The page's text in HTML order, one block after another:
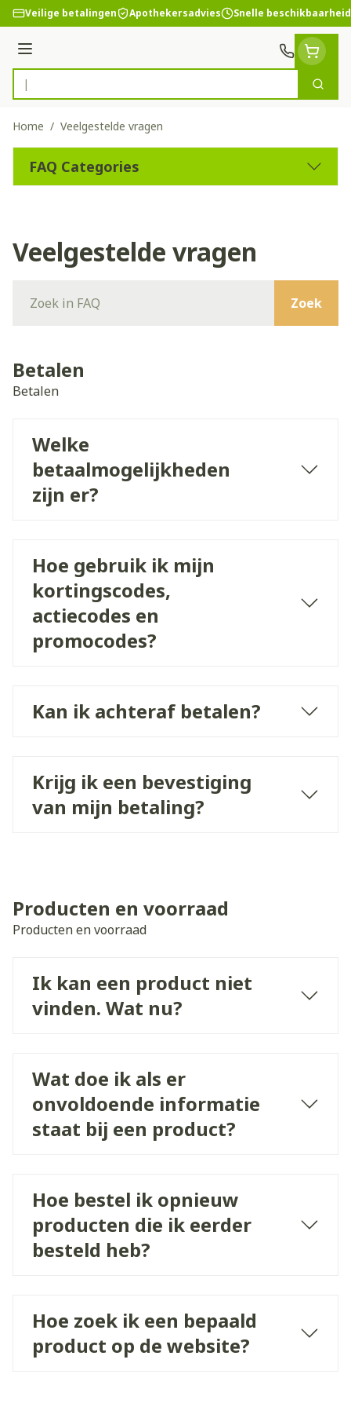
Ga naar de inhoud
Veilige betalingen Apothekersadvies Snelle beschikbaarheid
Menu
Product, merk, categorie...
Zoek
Home / Veelgestelde vragen
FAQ Categories
Veelgestelde vragen
Zoek
Betalen
Betalen
Welke
betaalmogelijkheden
zijn er?
Hoe gebruik ik mijn
kortingscodes,
actiecodes en
promocodes?
Kan ik achteraf betalen?
Krijg ik een bevestiging
van mijn betaling?
Producten en voorraad
Producten en voorraad
Ik kan een product niet
vinden. Wat nu?
Wat doe ik als er
onvoldoende informatie
staat bij een product?
Hoe bestel ik opnieuw
producten die ik eerder
besteld heb?
Hoe zoek ik een bepaald
product op de website?